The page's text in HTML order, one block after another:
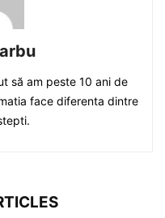
să am peste 10 ani de
face diferenta dintre